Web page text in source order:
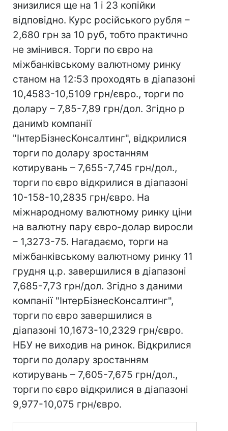
знизилися ще на 1 і 23 копійки
відповідно. Курс російського рубля –
2,680 грн за 10 руб, тобто практично
не змінився. Торги по євро на
міжбанківському валютному ринку
станом на 12:53 проходять в діапазоні
10,4583-10,5109 грн/євро., торги по
долару – 7,85-7,89 грн/дол. Згідно p
данимb компанії
"ІнтерБізнесКонсалтинг", відкрилися
торги по долару зростанням
котирувань – 7,655-7,745 грн/дол.,
торги по євро відкрилися в діапазоні
10-158-10,2835 грн/євро. На
міжнародному валютному ринку ціни
на валютну пару євро-долар виросли
– 1,3273-75. Нагадаємо, торги на
міжбанківському валютному ринку 11
грудня ц.р. завершилися в діапазоні
7,685-7,73 грн/дол. Згідно з даними
компанії "ІнтерБізнесКонсалтинг",
торги по євро завершилися в
діапазоні 10,1673-10,2329 грн/євро.
НБУ не виходив на ринок. Відкрилися
торги по долару зростанням
котирувань – 7,605-7,675 грн/дол.,
торги по євро відкрилися в діапазоні
9,977-10,075 грн/євро.